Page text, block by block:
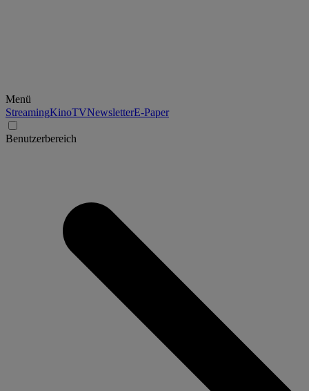
Menü
StreamingKinoTVNewsletterE-Paper
Benutzerbereich